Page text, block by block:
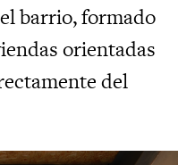
barrio, formado
orientadas
del